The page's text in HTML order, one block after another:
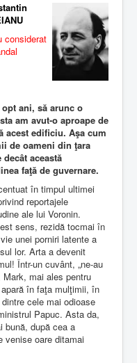
considerat
ani, să arunc o
am avut-o aproape de
acest edificiu. Aşa cum
de oameni din ţara
această
faţă de guvernare.
în timpul ultimei
reportajele
ale lui Voronin.
sens, rezidă tocmai în
unei porniri latente a
lor. Arta a devenit
Într-un cuvânt, „ne-au
mai ales pentru
în faţa mulţimii, în
cele mai odioase
Papuc. Asta da,
bună, după cea a
venise oare ditamai